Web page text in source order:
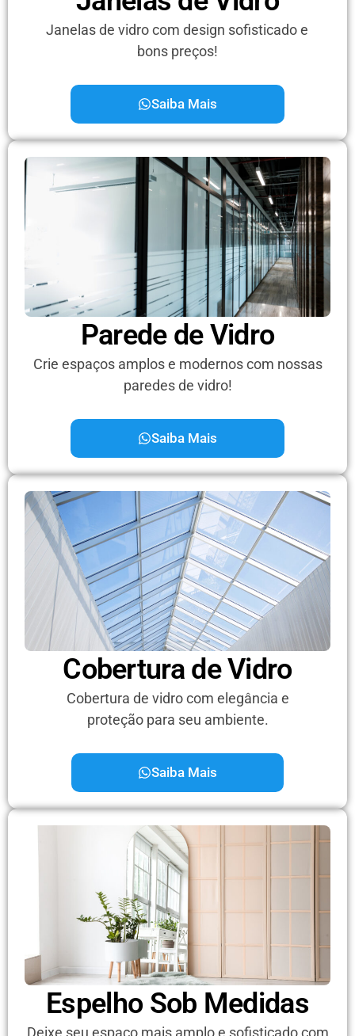
Janelas de vidro com design sofisticado e
bons preços!
Saiba Mais
Parede de Vidro
Crie espaços amplos e modernos com nossas
paredes de vidro!
Saiba Mais
Cobertura de Vidro
Cobertura de vidro com elegância e
proteção para seu ambiente.
Saiba Mais
Espelho Sob Medidas
Deixe seu espaço mais amplo e sofisticado com